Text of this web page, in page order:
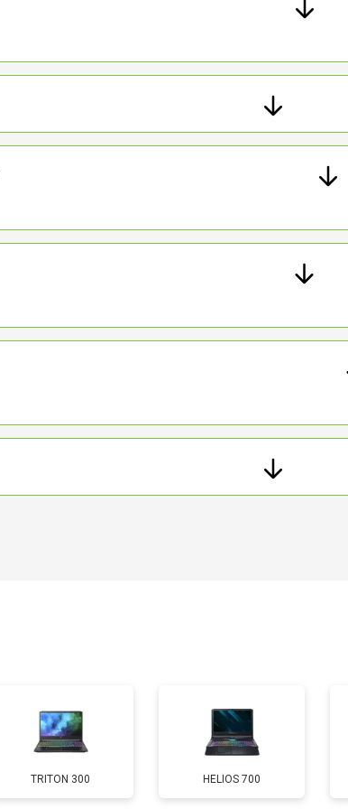
от 50 мин
от 70 мин
TRITON 300 HELIOS 700